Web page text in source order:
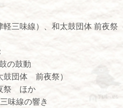
三味線）、和太鼓団体 前夜祭
の鼓動
鼓団体 前夜祭）
祭 ほか
味線の響き